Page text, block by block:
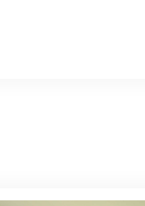
した。実際に目にすると 華